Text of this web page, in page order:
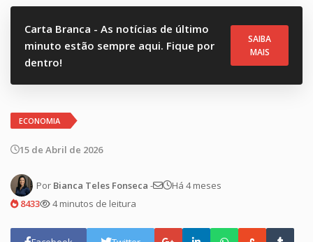
Carta Branca - As notícias de último
minuto estão sempre aqui. Fique por
dentro!
SAIBA
MAIS
ECONOMIA
15 de Abril de 2026
Por Bianca Teles Fonseca -
Há 4 meses
8433
4 minutos de leitura